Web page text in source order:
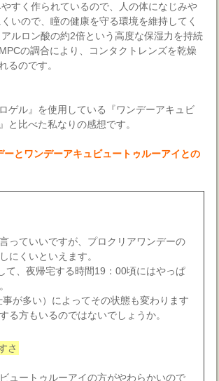
すく作られているので、人の体になじみや
いので、瞳の健康を守る環境を維持してく
ルロン酸の約2倍という高度な保湿力を持続
の調合により、コンタクトレンズを乾燥
るのです。
ゲル』を使用している『ワンデーアキュビ
と比べた私なりの感想です。
ーとワンデーアキュビュートゥルーアイとの
っていいですが、プロクリアワンデーの
にくいといえます。
て、夜帰宅する時間19：00頃にはやっぱ
が多い）によってその状態も変わります
る方もいるのではないでしょうか。
さ
ュートゥルーアイの方がやわらかいので